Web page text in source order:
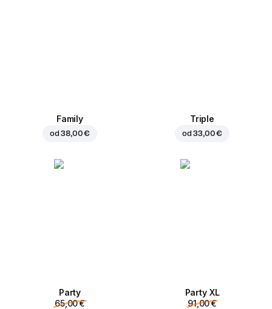
Family
od38,00 €
Triple
od33,00 €
Party
65,00 €
Party XL
91,00 €